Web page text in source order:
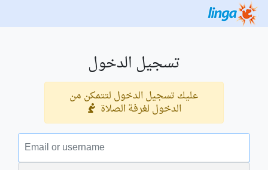
تسجيل الدخول
عليك تسجيل الدخول لتتمكن من
الدخول لغرفة الصلاة
البريد الالكتروني